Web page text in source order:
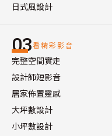
日式風設計
03看精彩影音
完整空間實走
設計師短影音
居家佈置靈感
大坪數設計
小坪數設計